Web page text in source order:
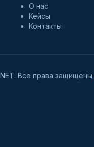
О нас
Кейсы
Контакты
Все права защищены.